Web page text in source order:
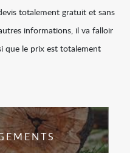
totalement gratuit et sans
informations, il va falloir
que le prix est totalement